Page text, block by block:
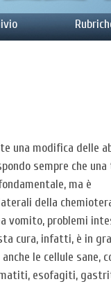
una modifica delle
sempre che una
ma è
della
vomito, problemi
cura, infatti, è in
le cellule sane,
esofagiti,